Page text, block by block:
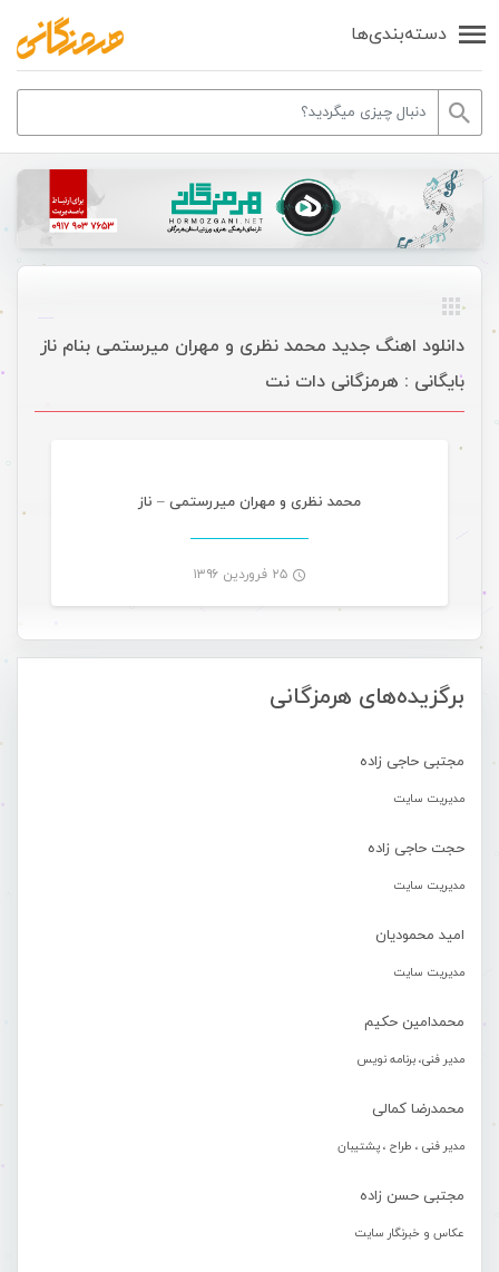
دسته‌بندی‌ها
برگزیده‌های هرمزگانی
مجتبی حاجی زاده
مدیریت سایت
حجت حاجی زاده
مدیریت سایت
امید محمودیان
مدیریت سایت
محمدامین حکیم
مدیر فنی، برنامه نویس
محمدرضا کمالی
مدیر فنی ، طراح ، پشتیبان
مجتبی حسن زاده
عکاس و خبرنگار سایت
دانلود اهنگ جدید محمد نظری و مهران میرستمی بنام ناز
بایگانی : هرمزگانی دات نت
محمد نظری و مهران میررستمی – ناز
۲۵ فروردین ۱۳۹۶